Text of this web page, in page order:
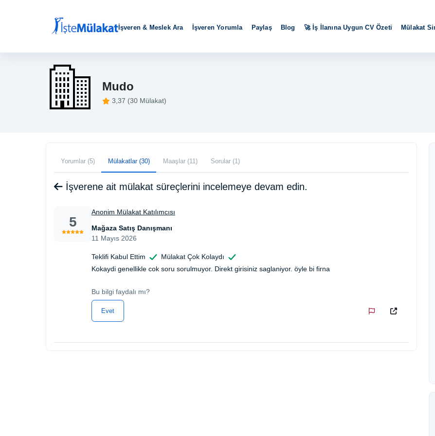
İşveren & Meslek Ara İşveren Yorumla Paylaş Blog 🚀 İş İlanına Uygun CV Özeti Mülakat
Mudo
3,37 (30 Mülakat)
Yorumlar (5) Mülakatlar (30) Maaşlar (11) Sorular (1)
İşverene ait mülakat süreçlerini incelemeye devam edin.
5
Anonim Mülakat Katılımcısı
Mağaza Satış Danışmanı
11 Mayıs 2026
Teklifi Kabul Ettim
Mülakat Çok Kolaydı
Kokaydi genellikle cok soru sorulmuyor. Direkt girisiniz saglaniyor. öyle bi firna
Bu bilgi faydalı mı?
Evet